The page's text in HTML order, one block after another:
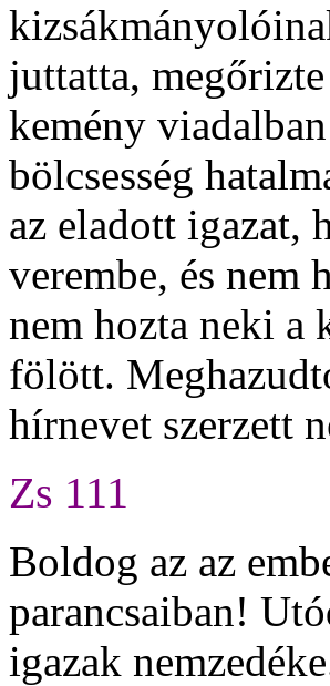
juttatta,
kemény
bölcsesség
az eladott igazat,
verembe, és nem
nem hozta neki a
fölött.
hírnevet szerzett
Zs 111
Boldog az az
parancsaiban!
igazak